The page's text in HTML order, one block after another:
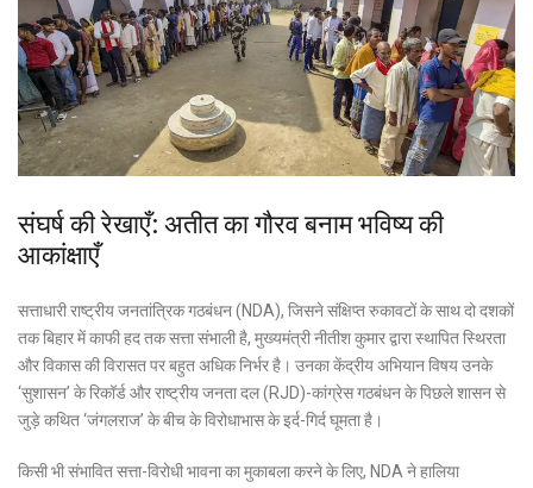
संघर्ष की रेखाएँ: अतीत का गौरव बनाम भविष्य की
आकांक्षाएँ
सत्ताधारी राष्ट्रीय जनतांत्रिक गठबंधन (NDA), जिसने संक्षिप्त रुकावटों के साथ दो दशकों
तक बिहार में काफी हद तक सत्ता संभाली है, मुख्यमंत्री नीतीश कुमार द्वारा स्थापित स्थिरता
और विकास की विरासत पर बहुत अधिक निर्भर है। उनका केंद्रीय अभियान विषय उनके
‘सुशासन’ के रिकॉर्ड और राष्ट्रीय जनता दल (RJD)-कांग्रेस गठबंधन के पिछले शासन से
जुड़े कथित ‘जंगलराज’ के बीच के विरोधाभास के इर्द-गिर्द घूमता है।
किसी भी संभावित सत्ता-विरोधी भावना का मुकाबला करने के लिए, NDA ने हालिया